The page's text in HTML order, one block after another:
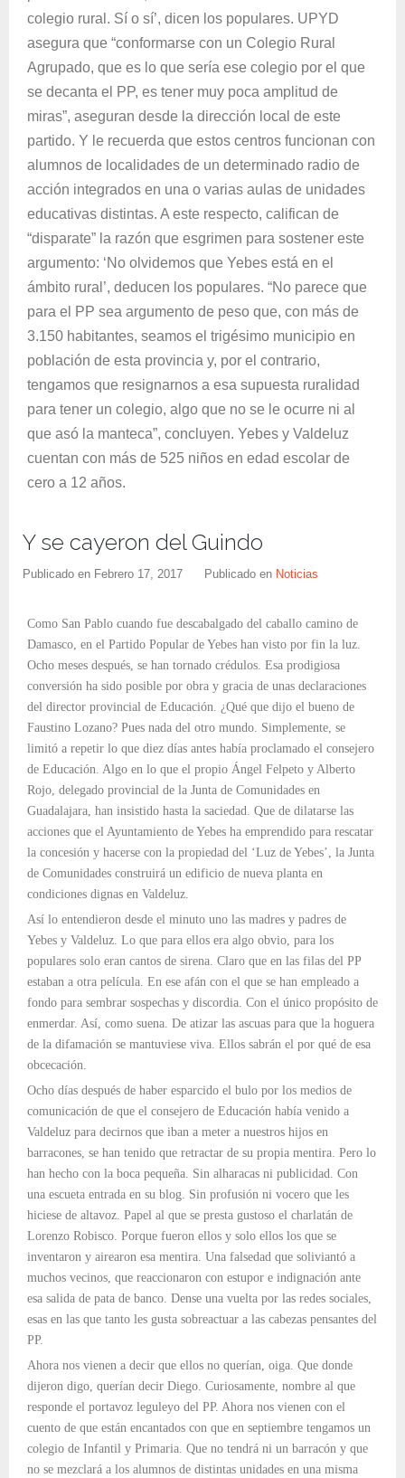
colegio rural. Sí o sí’, dicen los populares. UPYD
asegura que “conformarse con un Colegio Rural
Agrupado, que es lo que sería ese colegio por el que
se decanta el PP, es tener muy poca amplitud de
miras”, aseguran desde la dirección local de este
partido. Y le recuerda que estos centros funcionan con
alumnos de localidades de un determinado radio de
acción integrados en una o varias aulas de unidades
educativas distintas. A este respecto, califican de
“disparate” la razón que esgrimen para sostener este
argumento: ‘No olvidemos que Yebes está en el
ámbito rural’, deducen los populares. “No parece que
para el PP sea argumento de peso que, con más de
3.150 habitantes, seamos el trigésimo municipio en
población de esta provincia y, por el contrario,
tengamos que resignarnos a esa supuesta ruralidad
para tener un colegio, algo que no se le ocurre ni al
que asó la manteca”, concluyen. Yebes y Valdeluz
cuentan con más de 525 niños en edad escolar de
cero a 12 años.
Y se cayeron del Guindo
Publicado en Febrero 17, 2017 Publicado en Noticias
Como San Pablo cuando fue descabalgado del caballo camino de
Damasco, en el Partido Popular de Yebes han visto por fin la luz.
Ocho meses después, se han tornado crédulos. Esa prodigiosa
conversión ha sido posible por obra y gracia de unas declaraciones
del director provincial de Educación. ¿Qué que dijo el bueno de
Faustino Lozano? Pues nada del otro mundo. Simplemente, se
limitó a repetir lo que diez días antes había proclamado el consejero
de Educación. Algo en lo que el propio Ángel Felpeto y Alberto
Rojo, delegado provincial de la Junta de Comunidades en
Guadalajara, han insistido hasta la saciedad. Que de dilatarse las
acciones que el Ayuntamiento de Yebes ha emprendido para rescatar
la concesión y hacerse con la propiedad del ‘Luz de Yebes’, la Junta
de Comunidades construirá un edificio de nueva planta en
condiciones dignas en Valdeluz.
Así lo entendieron desde el minuto uno las madres y padres de
Yebes y Valdeluz. Lo que para ellos era algo obvio, para los
populares solo eran cantos de sirena. Claro que en las filas del PP
estaban a otra película. En ese afán con el que se han empleado a
fondo para sembrar sospechas y discordia. Con el único propósito de
enmerdar. Así, como suena. De atizar las ascuas para que la hoguera
de la difamación se mantuviese viva. Ellos sabrán el por qué de esa
obcecación.
Ocho días después de haber esparcido el bulo por los medios de
comunicación de que el consejero de Educación había venido a
Valdeluz para decirnos que iban a meter a nuestros hijos en
barracones, se han tenido que retractar de su propia mentira. Pero lo
han hecho con la boca pequeña. Sin alharacas ni publicidad. Con
una escueta entrada en su blog. Sin profusión ni vocero que les
hiciese de altavoz. Papel al que se presta gustoso el charlatán de
Lorenzo Robisco. Porque fueron ellos y solo ellos los que se
inventaron y airearon esa mentira. Una falsedad que soliviantó a
muchos vecinos, que reaccionaron con estupor e indignación ante
esa salida de pata de banco. Dense una vuelta por las redes sociales,
esas en las que tanto les gusta sobreactuar a las cabezas pensantes del
PP.
Ahora nos vienen a decir que ellos no querían, oiga. Que donde
dijeron digo, querían decir Diego. Curiosamente, nombre al que
responde el portavoz leguleyo del PP. Ahora nos vienen con el
cuento de que están encantados con que en septiembre tengamos un
colegio de Infantil y Primaria. Que no tendrá ni un barracón y que
no se mezclará a los alumnos de distintas unidades en una misma